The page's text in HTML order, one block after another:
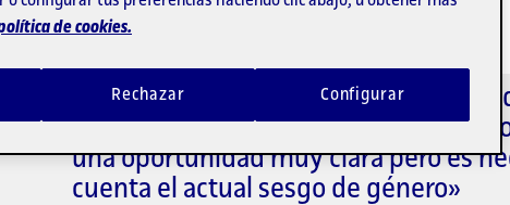
«La formación en el ámbito STEM
salidas laborales, aquí hay una gran
una oportunidad muy clara pero es
cuenta el actual sesgo de género»
de cookies.
Rechazar Configurar